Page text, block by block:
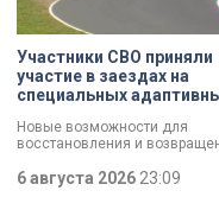
Участники СВО приняли
участие в заездах на
специальных
Новые возможности для
восстановления и
фонда «СВОй дом» в
6 августа 202623:09